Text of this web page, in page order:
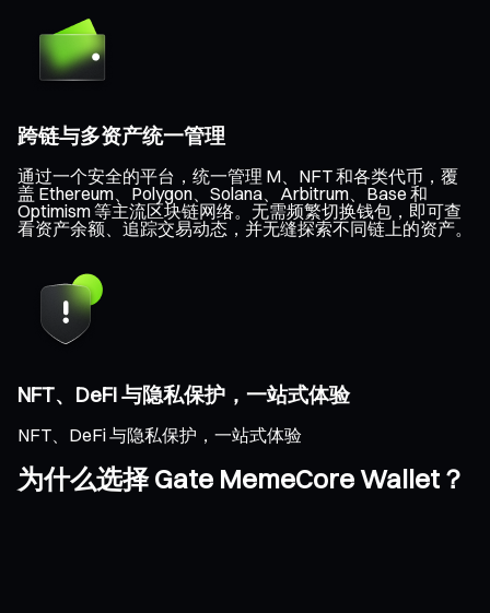
跨链与多资产统一管理
通过一个安全的平台，统一管理 M、NFT 和各类代币，覆
盖 Ethereum、Polygon、Solana、Arbitrum、Base 和
Optimism 等主流区块链网络。无需频繁切换钱包，即可查
看资产余额、追踪交易动态，并无缝探索不同链上的资产。
NFT、DeFi 与隐私保护，一站式体验
NFT、DeFi 与隐私保护，一站式体验
为什么选择 Gate MemeCore Wallet？